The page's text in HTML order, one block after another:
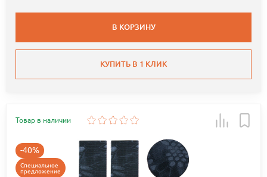
В КОРЗИНУ
КУПИТЬ В 1 КЛИК
Товар в наличии
-40%
Специальное
предложение